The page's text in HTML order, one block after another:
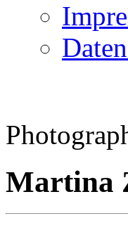
Martina